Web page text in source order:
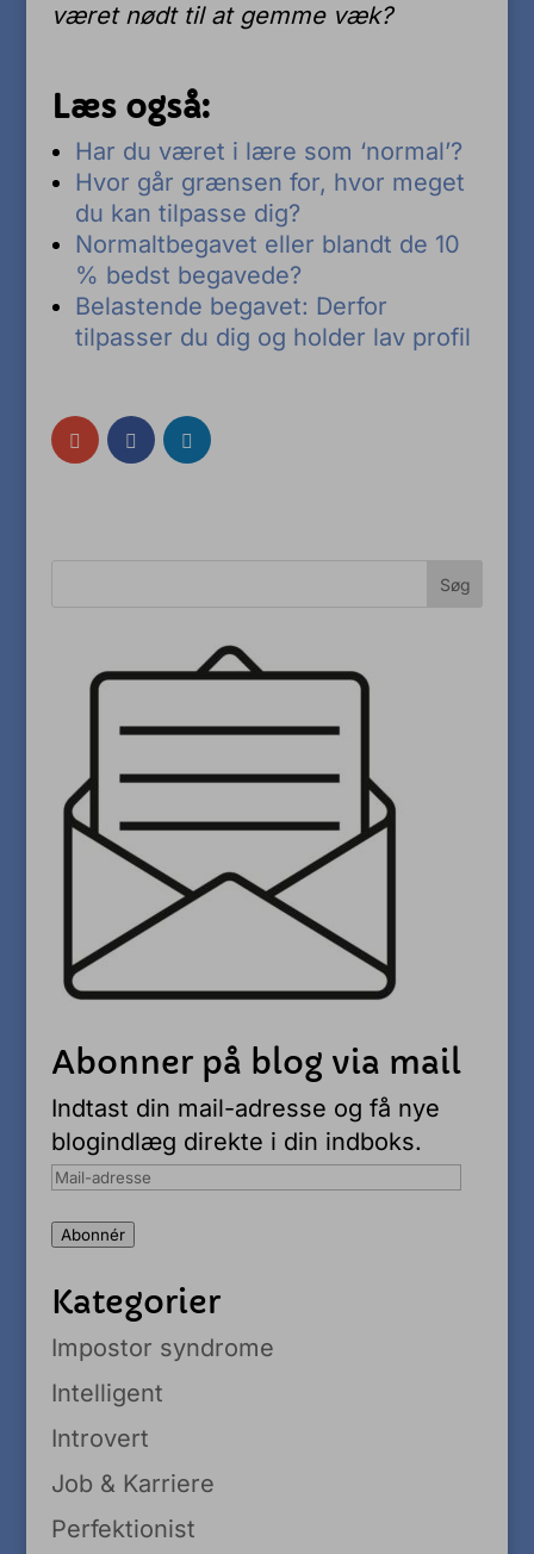
været nødt til at gemme væk?
Læs også:
Har du været i lære som ‘normal’?
Hvor går grænsen for, hvor meget
du kan tilpasse dig?
Normaltbegavet eller blandt de 10
% bedst begavede?
Belastende begavet: Derfor
tilpasser du dig og holder lav profil
Abonner på blog via mail
Indtast din mail-adresse og få nye
blogindlæg direkte i din indboks.
Mail-
Abonnér
Kategorier
Impostor syndrome
Intelligent
Introvert
Job & Karriere
Perfektionist